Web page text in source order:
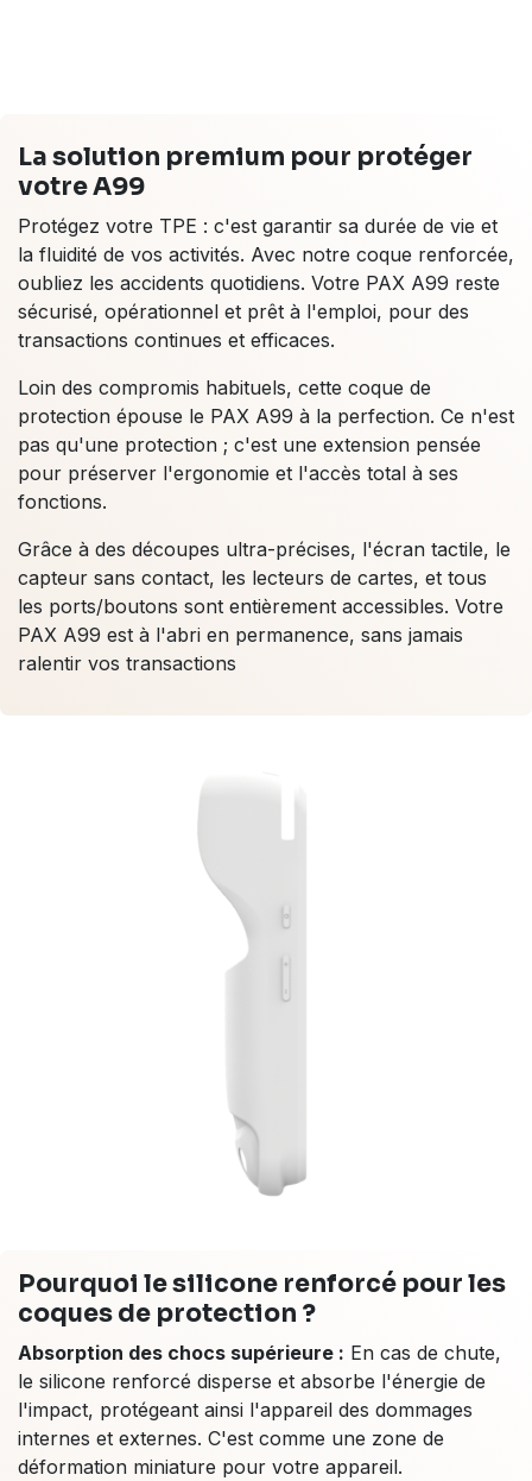
La solution premium pour protéger
votre A99
Protégez votre TPE : c'est garantir sa durée de vie et
la fluidité de vos activités. Avec notre coque renforcée,
oubliez les accidents quotidiens. Votre PAX A99 reste
sécurisé, opérationnel et prêt à l'emploi, pour des
transactions continues et efficaces.
Loin des compromis habituels, cette coque de
protection épouse le PAX A99 à la perfection. Ce n'est
pas qu'une protection ; c'est une extension pensée
pour préserver l'ergonomie et l'accès total à ses
fonctions.
Grâce à des découpes ultra-précises, l'écran tactile, le
capteur sans contact, les lecteurs de cartes, et tous
les ports/boutons sont entièrement accessibles. Votre
PAX A99 est à l'abri en permanence, sans jamais
ralentir vos transactions
Pourquoi le silicone renforcé pour les
coques de protection ?
Absorption des chocs supérieure : En cas de chute,
le silicone renforcé disperse et absorbe l'énergie de
l'impact, protégeant ainsi l'appareil des dommages
internes et externes. C'est comme une zone de
déformation miniature pour votre appareil.